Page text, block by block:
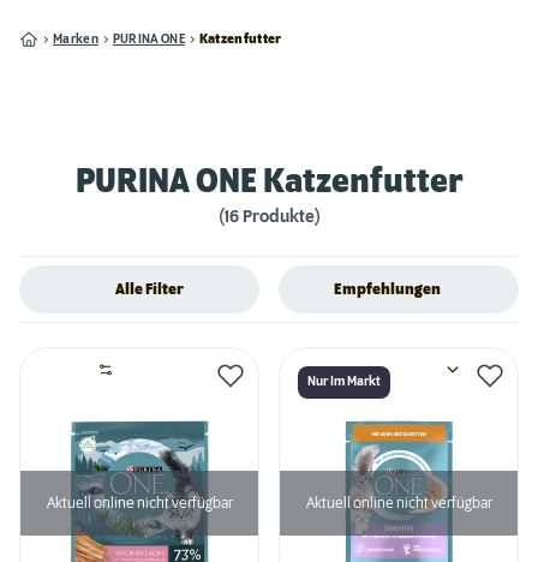
Marken PURINA ONE Katzenfutter
PURINA ONE Katzenfutter
(16 Produkte)
Alle Filter Empfehlungen
Aktuell online nicht verfügbar
Nur Im Markt
Aktuell online nicht verfügbar